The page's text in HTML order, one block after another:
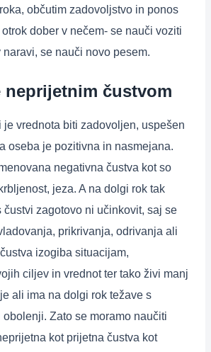
občutim zadovoljstvo in ponos
dober v nečem- se nauči voziti
naravi, se nauči novo pesem.
neprijetnim čustvom
je vrednota biti zadovoljen, uspešen
oseba je pozitivna in nasmejana.
negativna čustva kot so
jeza. A na dolgi rok tak
čustvi zagotovo ni učinkovit, saj se
prikrivanja, odrivanja ali
izogiba situacijam,
ciljev in vrednot ter tako živi manj
ali ima na dolgi rok težave s
Zato se moramo naučiti
kot prijetna čustva kot